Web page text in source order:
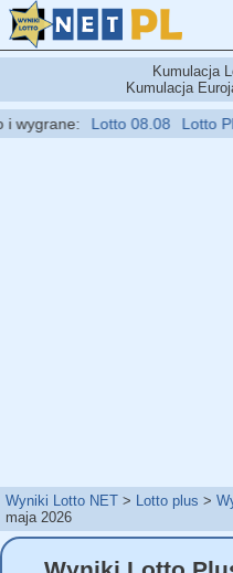
Kumulacja
Kumulacja
Lotto 08.08 Lotto Plus
Wyniki Lotto NET Lotto plus
maja 2026